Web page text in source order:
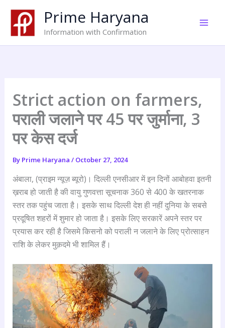
content
Prime Haryana
Information with Confirmation
Strict action on farmers,
पराली जलाने पर 45 पर जुर्माना, 3
पर केस दर्ज
By Prime Haryana / October 27, 2024
अंबाला, (प्राइम न्यूज़ ब्यूरो)। दिल्ली एनसीआर में इन दिनों आबोहवा इतनी
ख़राब हो जाती है की वायु गुणवत्ता सूचनाक 360 से 400 के खतरनाक
स्तर तक पहुंच जाता है। इसके साथ दिल्ली देश ही नहीं दुनिया के सबसे
प्रदूषित शहरों में शुमार हो जाता है। इसके लिए सरकारें अपने स्तर पर
प्रयास कर रही है जिसमे किसनो को पराली न जलाने के लिए प्रोत्साहन
राशि के लेकर मुक़दमे भी शामिल हैं।